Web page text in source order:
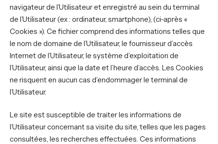
navigateur de l’Utilisateur et enregistré au sein du terminal
de l’Utilisateur (ex : ordinateur, smartphone), (ci-après «
Cookies »). Ce fichier comprend des informations telles que
le nom de domaine de l’Utilisateur, le fournisseur d’accès
Internet de l’Utilisateur, le système d’exploitation de
l’Utilisateur, ainsi que la date et l’heure d’accès. Les Cookies
ne risquent en aucun cas d’endommager le terminal de
l’Utilisateur.
Le site est susceptible de traiter les informations de
l’Utilisateur concernant sa visite du site, telles que les pages
consultées, les recherches effectuées. Ces informations